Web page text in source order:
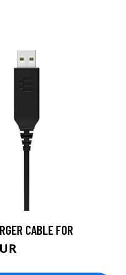
CABLE FOR